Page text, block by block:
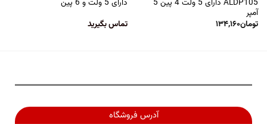
ALDP105 دارای 5 ولت 4 پین 5
آمپر
تومان۱۳۴,۱۶۰
دارای 5 ولت و 6 پین
تماس بگیرید
آدرس فروشگاه